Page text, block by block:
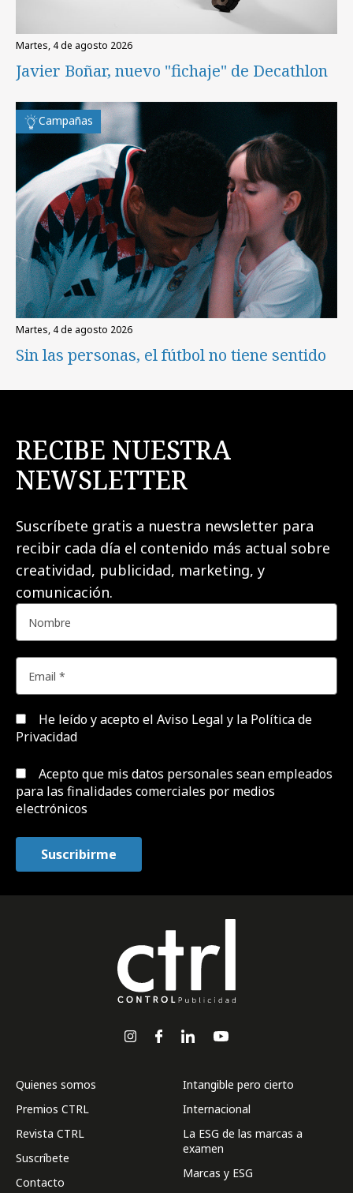
martes, 4 de agosto 2026
Javier Boñar, nuevo "fichaje" de Decathlon
Campañas
martes, 4 de agosto 2026
Sin las personas, el fútbol no tiene sentido
RECIBE NUESTRA
NEWSLETTER
Suscríbete gratis a nuestra newsletter para
recibir cada día el contenido más actual sobre
creatividad, publicidad, marketing, y
comunicación.
He leído y acepto el Aviso Legal y la Política de
Privacidad
Acepto que mis datos personales sean empleados
para las finalidades comerciales por medios
electrónicos
Quienes somos
Premios CTRL
Revista CTRL
Suscríbete
Contacto
Intangible pero cierto
Internacional
La ESG de las marcas a
examen
Marcas y ESG